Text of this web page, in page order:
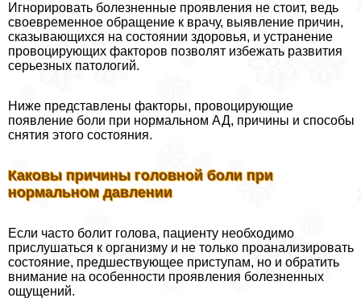
Игнорировать болезненные проявления не стоит, ведь
своевременное обращение к врачу, выявление причин,
сказывающихся на состоянии здоровья, и устранение
провоцирующих факторов позволят избежать развития
серьезных патологий.
Ниже представлены факторы, провоцирующие
появление боли при нормальном АД, причины и способы
снятия этого состояния.
Каковы причины головной боли при
нормальном давлении
Если часто болит голова, пациенту необходимо
прислушаться к организму и не только проанализировать
состояние, предшествующее приступам, но и обратить
внимание на особенности проявления болезненных
ощущений.